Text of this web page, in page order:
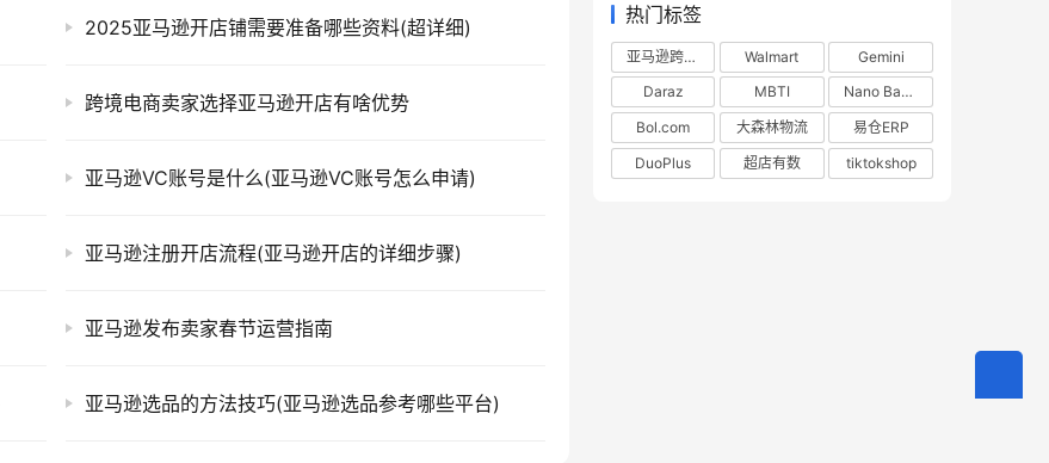
2025亚马逊开店铺需要准备哪些资料(超详细)
跨境电商卖家选择亚马逊开店有啥优势
亚马逊VC账号是什么(亚马逊VC账号怎么申请)
亚马逊注册开店流程(亚马逊开店的详细步骤)
亚马逊发布卖家春节运营指南
亚马逊选品的方法技巧(亚马逊选品参考哪些平台)
热门标签
亚马逊跨境电商 Walmart
Gemini
Daraz
MBTI
Nano Banana
Bol.com
大森林物流
易仓ERP
DuoPlus
超店有数 tiktokshop